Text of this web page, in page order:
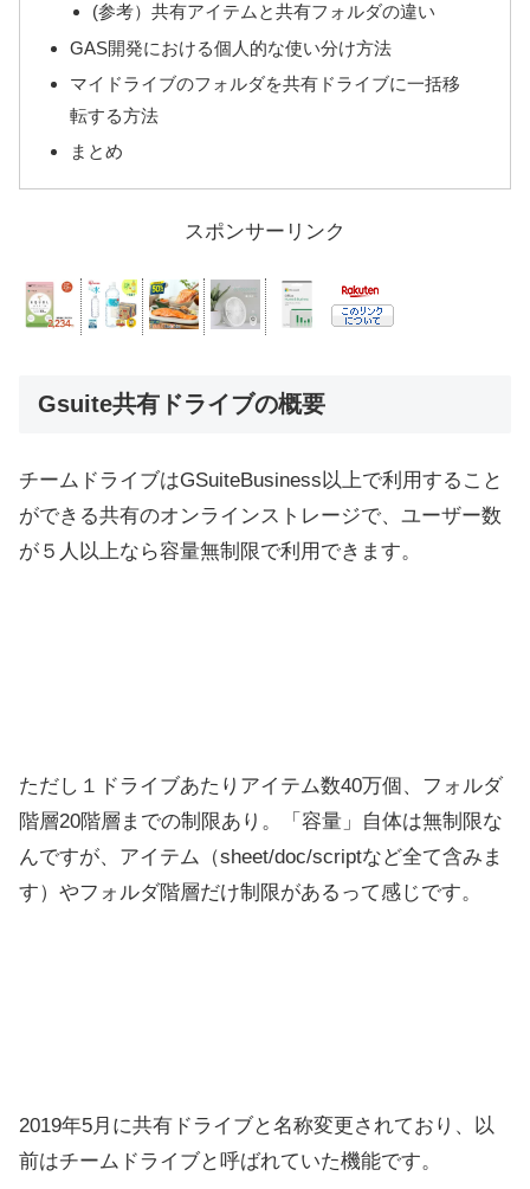
(参考）共有アイテムと共有フォルダの違い
GAS開発における個人的な使い分け方法
マイドライブのフォルダを共有ドライブに一括移
転する方法
まとめ
スポンサーリンク
Gsuite共有ドライブの概要
チームドライブはGSuiteBusiness以上で利用すること
ができる共有のオンラインストレージで、ユーザー数
が５人以上なら容量無制限で利用できます。
ただし１ドライブあたりアイテム数40万個、フォルダ
階層20階層までの制限あり。「容量」自体は無制限な
んですが、アイテム（sheet/doc/scriptなど全て含みま
す）やフォルダ階層だけ制限があるって感じです。
2019年5月に共有ドライブと名称変更されており、以
前はチームドライブと呼ばれていた機能です。